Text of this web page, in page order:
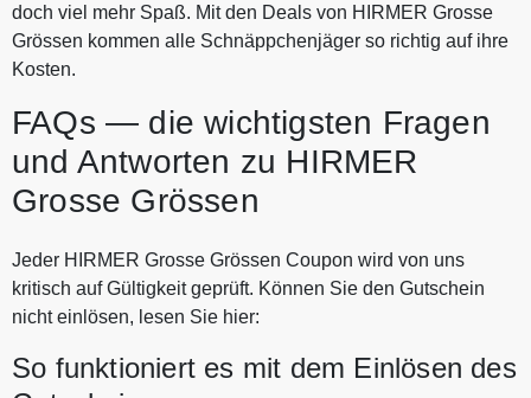
doch viel mehr Spaß. Mit den Deals von HIRMER Grosse
Grössen kommen alle Schnäppchenjäger so richtig auf ihre
Kosten.
FAQs — die wichtigsten Fragen
und Antworten zu HIRMER
Grosse Grössen
Jeder HIRMER Grosse Grössen Coupon wird von uns
kritisch auf Gültigkeit geprüft. Können Sie den Gutschein
nicht einlösen, lesen Sie hier:
So funktioniert es mit dem Einlösen des